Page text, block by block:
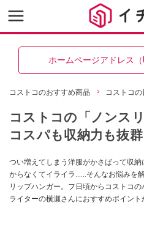
ホームページアドレス
コストコのおすすめ商品 コストコ
コストコの「ノンス
コスパも収納力も抜群
つい増えてしまう洋服がかさばって収
からなくてイライラ……そんなお悩みを
リップハンガー。フ日頃からコストコ
ライターの横瀬さんにおすすめポイン